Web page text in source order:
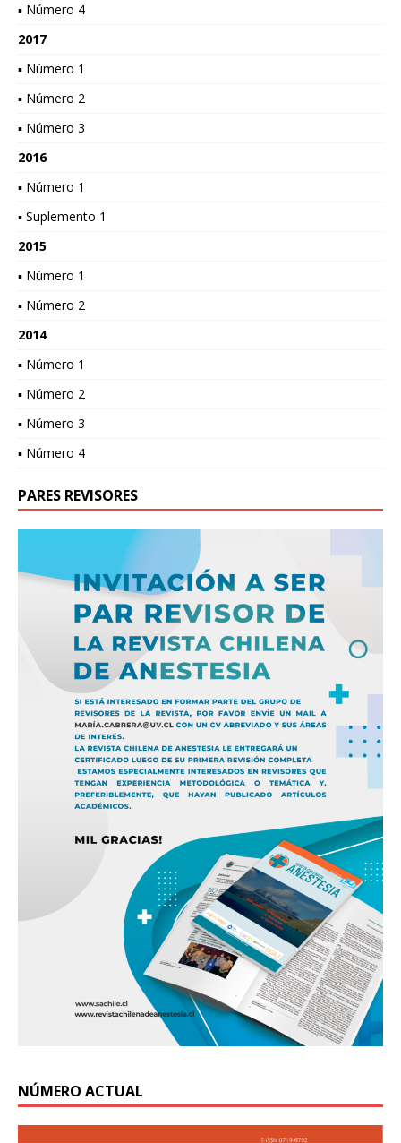
▪ Número 4
2017
▪ Número 1
▪ Número 2
▪ Número 3
2016
▪ Número 1
▪ Suplemento 1
2015
▪ Número 1
▪ Número 2
2014
▪ Número 1
▪ Número 2
▪ Número 3
▪ Número 4
PARES REVISORES
NÚMERO ACTUAL